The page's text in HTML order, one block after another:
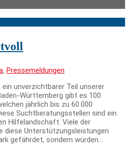
, Pressemeldungen
unverzichtbarer Teil unserer
Württemberg gibt es 100
jährlich bis zu 60.000
Suchtberatungsstellen sind ein
Hilfelandschaft. Viele der
diese Unterstützungsleistungen
gefährdet, sondern würden…